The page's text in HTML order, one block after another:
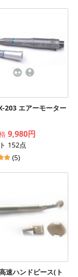
203 エアーモーター
9,980円
152点
(5)
速ハンドピース(ト